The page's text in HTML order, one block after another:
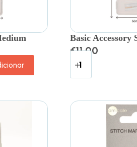
Basic Accessory
€11.00